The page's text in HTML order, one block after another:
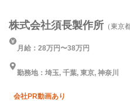
株式会社須長製作所 （東京
月給：28万円〜38万円
勤務地：埼玉, 千葉, 東京, 神奈川
会社PR動画あり